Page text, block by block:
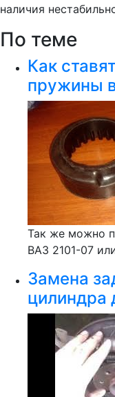
наличия
По теме
Как
пружины
Так же можно
ВАЗ 2101-07
Замена
цилиндра